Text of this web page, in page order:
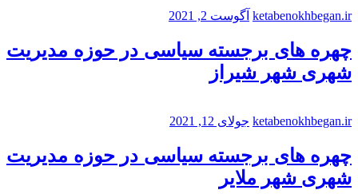
ketabenokhbegan.ir آگوست 2, 2021
چهره های برجسته سیاسی در حوزه مدیریت
شهری شهر شیراز
ketabenokhbegan.ir جولای 12, 2021
چهره های برجسته سیاسی در حوزه مدیریت
شهری شهر ملایر